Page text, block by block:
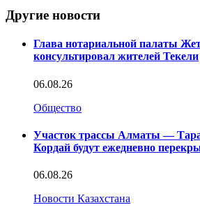
Другие новости
Глава нотариальной палаты
консультировал жителей Текели
06.08.26
Общество
Участок трассы Алматы —
Кордай будут ежедневно
06.08.26
Новости Казахстана